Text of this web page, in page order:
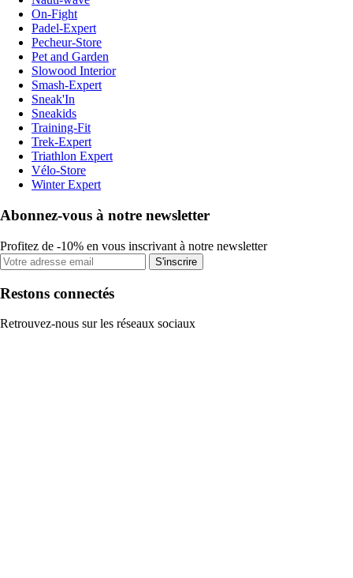
On-Fight
Padel-Expert
Pecheur-Store
Pet and Garden
Slowood Interior
Smash-Expert
Sneak'In
Sneakids
Training-Fit
Trek-Expert
Triathlon Expert
Vélo-Store
Winter Expert
Abonnez-vous à notre newsletter
Profitez de -10% en vous inscrivant à notre newsletter
S'inscrire
Restons connectés
Retrouvez-nous sur les réseaux sociaux